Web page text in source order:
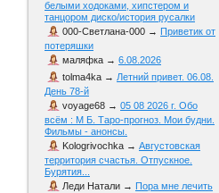
белыми ходоками, хипстером и
танцором диско/история русалки
000-Светлана-000 → Приветик от
потеряшки
маляфка → 6.08.2026
tolma4ka → Летний привет. 06.08.
День 78-й
voyage68 → 05 08 2026 г. Обо
всём : М Б. Таро-прогноз. Мои будни.
Фильмы - анонсы.
Kologrivochka → Августовская
территория счастья. Отпускное.
Бурятия...
Леди Натали → Пора мне лечить